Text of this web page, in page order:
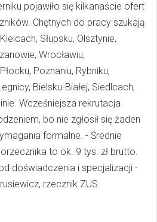
pojawiło się kilkanaście ofert
Chętnych do pracy szukają
Słupsku, Olsztynie,
Wrocławiu,
Poznaniu, Rybniku,
Bielsku-Białej, Siedlcach,
Wcześniejsza rekrutacja
bo nie zgłosił się żaden
formalne. - Średnie
to ok. 9 tys. zł brutto.
doświadczenia i specjalizacji -
rzecznik ZUS.